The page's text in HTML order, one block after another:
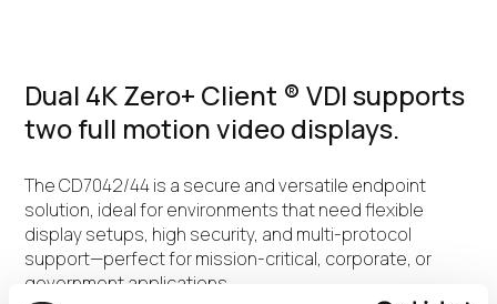
Dual 4K Zero+ Client ® VDI supports
two full motion video displays.
The CD7042/44 is a secure and versatile endpoint
solution, ideal for environments that need flexible
display setups, high security, and multi-protocol
support—perfect for mission-critical, corporate, or
government applications.